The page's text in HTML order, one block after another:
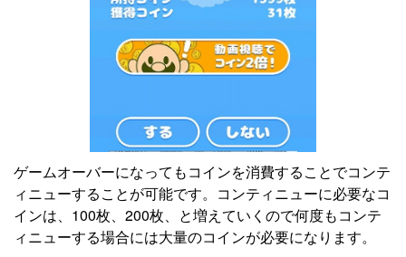
ゲームオーバーになってもコインを消費することでコンテ
ィニューすることが可能です。コンティニューに必要なコ
インは、100枚、200枚、と増えていくので何度もコンテ
ィニューする場合には大量のコインが必要になります。